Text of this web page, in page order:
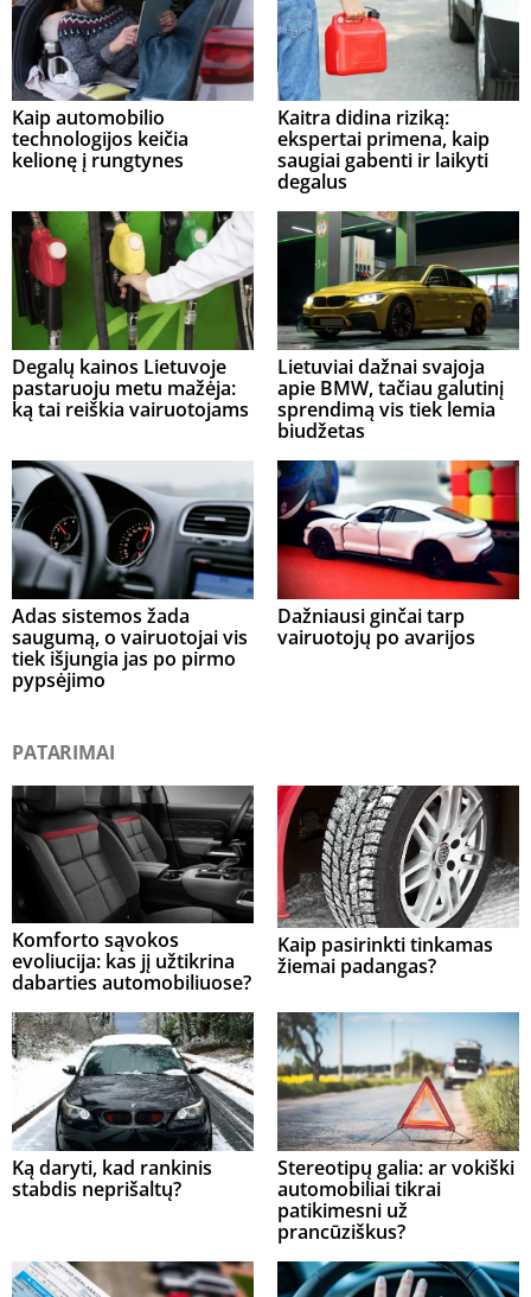
Kaip automobilio
technologijos keičia
kelionę į rungtynes
Kaitra didina riziką:
ekspertai primena, kaip
saugiai gabenti ir laikyti
degalus
Degalų kainos Lietuvoje
pastaruoju metu mažėja:
ką tai reiškia vairuotojams
Lietuviai dažnai svajoja
apie BMW, tačiau galutinį
sprendimą vis tiek lemia
biudžetas
Adas sistemos žada
saugumą, o vairuotojai vis
tiek išjungia jas po pirmo
pypsėjimo
Dažniausi ginčai tarp
vairuotojų po avarijos
PATARIMAI
Komforto sąvokos
evoliucija: kas jį užtikrina
dabarties automobiliuose?
Kaip pasirinkti tinkamas
žiemai padangas?
Ką daryti, kad rankinis
stabdis neprišaltų?
Stereotipų galia: ar vokiški
automobiliai tikrai
patikimesni už
prancūziškus?